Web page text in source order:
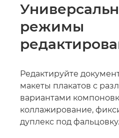
режимы
Редактируйте
макеты плакатов с
вариантами
коллажирование,
дуплекс под фальцовку.